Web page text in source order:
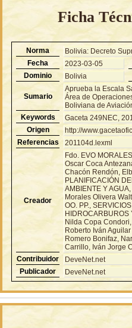
Ficha
Norma
Bolivia: Decreto
Fecha
2023-03-05
Dominio
Bolivia
Sumario
Aprueba la Escala
Área de
Boliviana de
Keywords
Gaceta 249NEC,
Origen
http://
Referencias
201104d.lexml
Creador
Fdo. EVO
Oscar Coca
Chacón Rendón,
PLANIFICACIÓN
AMBIENTE Y
Morales Olivera
OO. PP.,
HIDROCARBUROS
Nilda Copa
Roberto Iván
Romero Bonifaz,
Carrillo, Iván Jorge
Contribuidor
DeveNet.net
Publicador
DeveNet.net